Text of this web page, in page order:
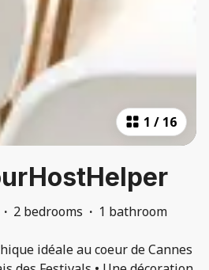
1 / 16
· 2 bedrooms · 1 bathroom
idéale au coeur de Cannes